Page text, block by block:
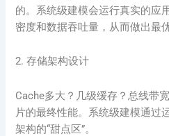
的。系统级建模会运行真实的应
密度和数据吞吐量，从而做出最
2. 存储架构设计
Cache多大？几级缓存？总线带
片的最终性能。系统级建模通过
架构的“甜点区”。